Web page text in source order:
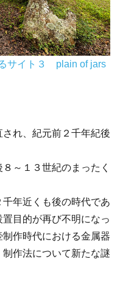
サイト３ plain of jars
れ、紀元前２千年紀後
～１３世紀のまったく
年近くも後の時代であ
目的が再び不明になっ
作時代における金属器
作法について新たな謎